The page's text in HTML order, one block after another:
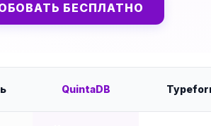
БЕСПЛАТНО
QuintaDB